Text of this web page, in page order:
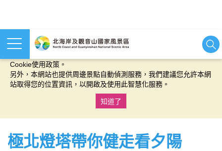
本網站使用cookies等相關技術以持續優化網站服務，並有助於為
Cookie使用政策。
另外，本網站也提供周邊景點自動偵測服務，我們建議您允許本網
站取得您的位置資訊，以開啟及使用此智慧化服務。
知道了
極北燈塔帶你健走看夕陽